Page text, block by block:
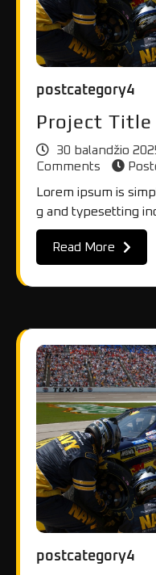
postcategory4
Project Title
30 balandžio
Comments
Lorem ipsum is
g and typesetting
Read More
postcategory4